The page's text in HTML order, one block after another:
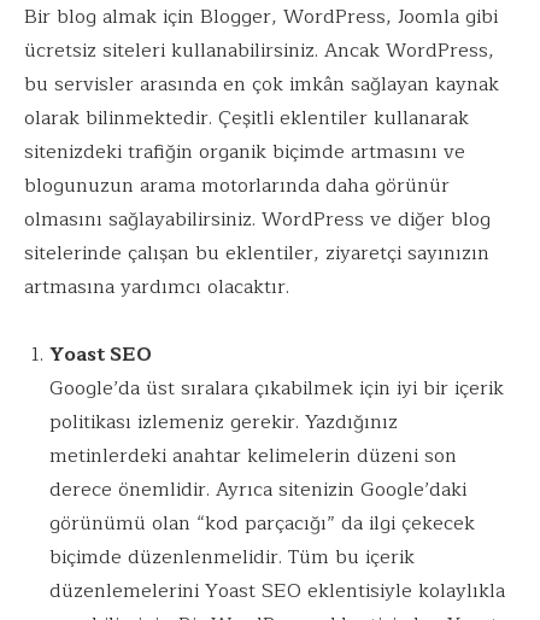
Bir blog almak için Blogger, WordPress, Joomla gibi
ücretsiz siteleri kullanabilirsiniz. Ancak WordPress,
bu servisler arasında en çok imkân sağlayan kaynak
olarak bilinmektedir. Çeşitli eklentiler kullanarak
sitenizdeki trafiğin organik biçimde artmasını ve
blogunuzun arama motorlarında daha görünür
olmasını sağlayabilirsiniz. WordPress ve diğer blog
sitelerinde çalışan bu eklentiler, ziyaretçi sayınızın
artmasına yardımcı olacaktır.
Yoast SEO
Google’da üst sıralara çıkabilmek için iyi bir içerik
politikası izlemeniz gerekir. Yazdığınız
metinlerdeki anahtar kelimelerin düzeni son
derece önemlidir. Ayrıca sitenizin Google’daki
görünümü olan “kod parçacığı” da ilgi çekecek
biçimde düzenlenmelidir. Tüm bu içerik
düzenlemelerini Yoast SEO eklentisiyle kolaylıkla